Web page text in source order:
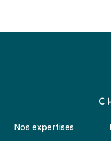
Nos expertises